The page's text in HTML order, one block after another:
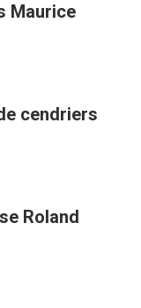
Maurice
cendriers
Roland